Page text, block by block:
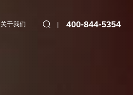
关于我们 400-844-5354